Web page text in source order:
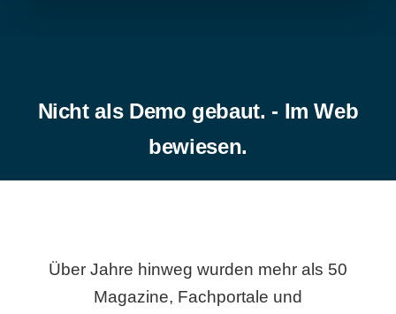
Nicht als Demo gebaut. - Im Web
bewiesen.
Über Jahre hinweg wurden mehr als 50
Magazine, Fachportale und